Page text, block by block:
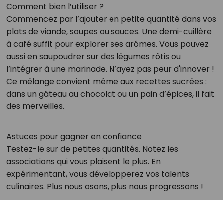
Comment bien l’utiliser ?
Commencez par l’ajouter en petite quantité dans vos
plats de viande, soupes ou sauces. Une demi-cuillère
à café suffit pour explorer ses arômes. Vous pouvez
aussi en saupoudrer sur des légumes rôtis ou
l’intégrer à une marinade. N’ayez pas peur d'innover !
Ce mélange convient même aux recettes sucrées :
dans un gâteau au chocolat ou un pain d’épices, il fait
des merveilles.
Astuces pour gagner en confiance
Testez-le sur de petites quantités. Notez les
associations qui vous plaisent le plus. En
expérimentant, vous développerez vos talents
culinaires. Plus nous osons, plus nous progressons !